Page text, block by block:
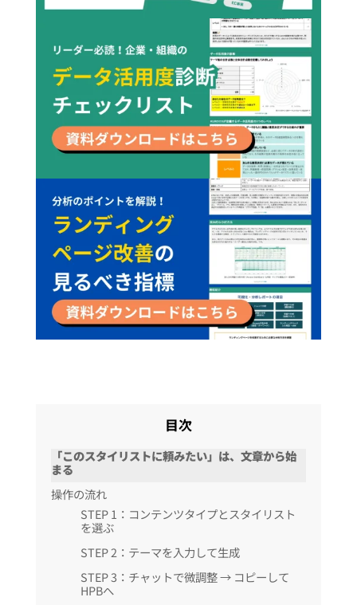
目次
「このスタイリストに頼みたい」は、文章から始
まる
操作の流れ
STEP 1：コンテンツタイプとスタイリスト
を選ぶ
STEP 2：テーマを入力して生成
STEP 3：チャットで微調整 → コピーして
HPBへ